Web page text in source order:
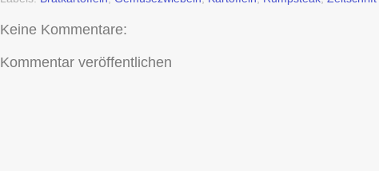
Keine Kommentare:
Kommentar veröffentlichen